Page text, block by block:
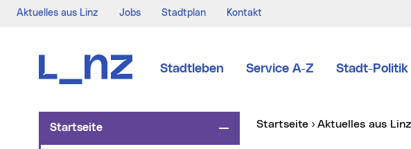
Aktuelles aus Linz Jobs Stadtplan Kontakt
Stadtleben Service A-Z Stadt-Politik
Startseite ZuklappenSie sind hier:
Startseite Aktuelles aus Linz